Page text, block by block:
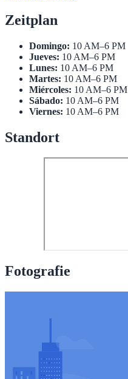
Zeitplan
Domingo: 10 AM–6 PM
Jueves: 10 AM–6 PM
Lunes: 10 AM–6 PM
Martes: 10 AM–6 PM
Miércoles: 10 AM–6 PM
Sábado: 10 AM–6 PM
Viernes: 10 AM–6 PM
Standort
Fotografie